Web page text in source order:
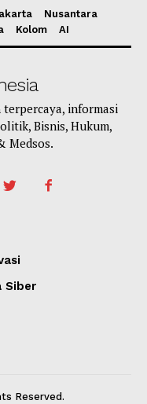
Nusantara
Kolom AI
informasi
Bisnis, Hukum,
Medsos.
Siber
Reserved.